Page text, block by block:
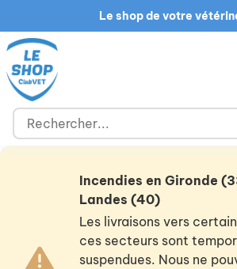
Le shop de votre
Incendies en Gironde
Landes (40)
Les livraisons vers
ces secteurs sont
suspendues. Nous ne